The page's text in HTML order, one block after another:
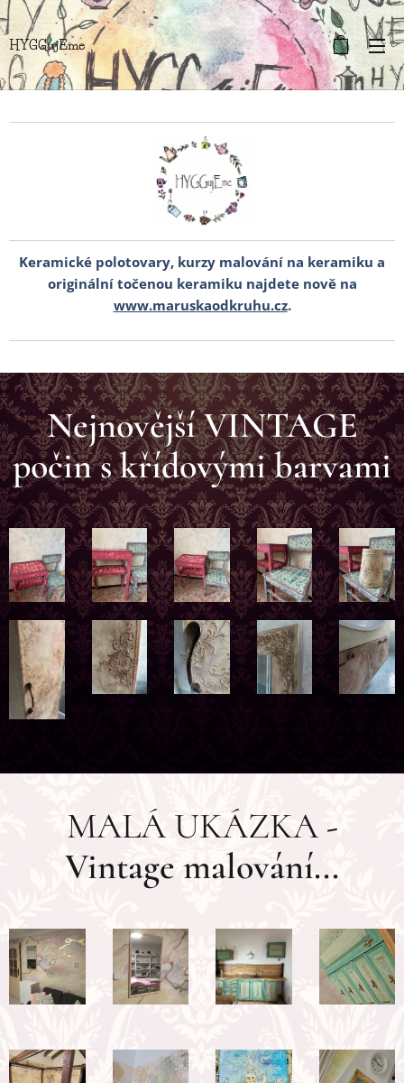
HYGGujEme
Keramické polotovary, kurzy malování na keramiku a
originální točenou keramiku najdete nově na
www.maruskaodkruhu.cz.
Nejnovější VINTAGE
počin s křídovými barvami
MALÁ UKÁZKA-
Vintage malování...